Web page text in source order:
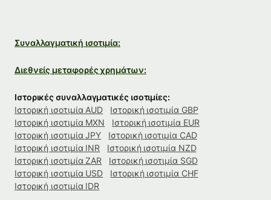
Συναλλαγματική ισοτιμία:
Διεθνείς μεταφορές χρημάτων:
Ιστορικές συναλλαγματικές ισοτιμίες:
Ιστορική ισοτιμία AUD
Ιστορική ισοτιμία GBP
Ιστορική ισοτιμία MXN
Ιστορική ισοτιμία EUR
Ιστορική ισοτιμία JPY
Ιστορική ισοτιμία CAD
Ιστορική ισοτιμία INR
Ιστορική ισοτιμία NZD
Ιστορική ισοτιμία ZAR
Ιστορική ισοτιμία SGD
Ιστορική ισοτιμία USD
Ιστορική ισοτιμία CHF
Ιστορική ισοτιμία IDR